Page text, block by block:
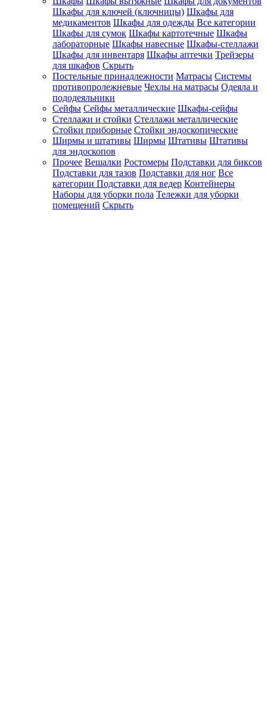
Шкафы для ключей (ключницы) Шкафы для
медикаментов Шкафы для одежды Все категории
Шкафы для сумок Шкафы картотечные Шкафы
лабораторные Шкафы навесные Шкафы-стеллажи
Шкафы для инвентаря Шкафы аптечки Трейзеры
для шкафов Скрыть
Постельные принадлежности Матрасы Системы
противопролежневые Чехлы на матрасы Одеяла и
пододеяльники
Сейфы Сейфы металлические Шкафы-сейфы
Стеллажи и стойки Стеллажи металлические
Стойки приборные Стойки эндоскопические
Ширмы и штативы Ширмы Штативы Штативы
для эндоскопов
Прочее Вешалки Ростомеры Подставки для биксов
Подставки для тазов Подставки для ног Все
категории Подставки для ведер Контейнеры
Наборы для уборки пола Тележки для уборки
помещений Скрыть